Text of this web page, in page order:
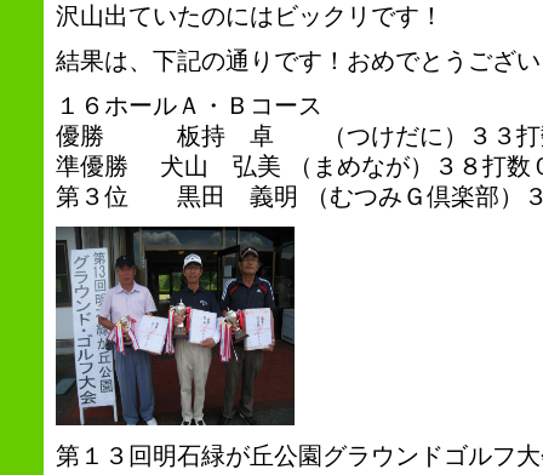
沢山出ていたのにはビックリです！
結果は、下記の通りです！おめでとうござ
１６ホールＡ・Ｂコース
優勝 板持 卓 （つけだに）３３打数
準優勝 犬山 弘美 （まめなが）３８打数
第３位 黒田 義明 （むつみＧ倶楽部）３
第１３回明石緑が丘公園グラウンドゴルフ